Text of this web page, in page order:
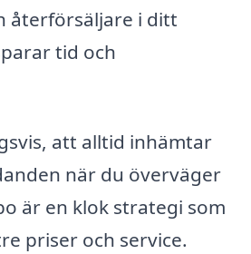
återförsäljare i ditt
tid och
att alltid inhämtar
när du överväger
är en klok strategi som
priser och service.